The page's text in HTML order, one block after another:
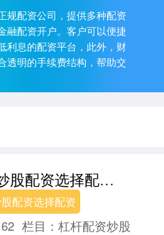
规配资公司，提供多种配资
融配资开户。客户可以便捷
利息的配资平台，此外，财
透明的手续费结构，帮助交
在线炒股配资选择配资 股票期货配资，安全可靠，助你投资无忧
配资选择配资
62 栏目：杠杆配资炒股